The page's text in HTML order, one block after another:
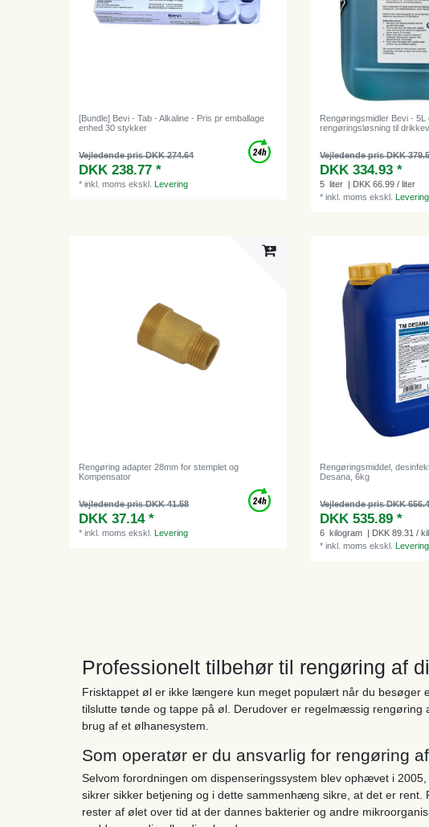
[Bundle] Bevi - Tab - Alkaline - Pris pr emballage
enhed 30 stykker
Vejledende pris DKK 274.64
DKK 238.77 *
*inkl. moms ekskl.Levering
Rengøringsmidler Bevi - 5L
rengøringsløsning til
Vejledende pris DKK
DKK 334.93 *
5 liter | DKK 66.99 / liter
*inkl. moms ekskl.Levering
Rengøring adapter 28mm for stemplet og
Kompensator
Vejledende pris DKK 41.58
DKK 37.14 *
*inkl. moms ekskl.Levering
Rengøringsmiddel,
Desana, 6kg
Vejledende pris DKK
DKK 535.89 *
6 kilogram | DKK 89.31 /
*inkl. moms ekskl.Levering
Professionelt tilbehør til rengøring af
Frisktappet øl er ikke længere kun meget populært når du besøger
tilslutte tønde og tappe på øl. Derudover er regelmæssig
brug af et ølhanesystem.
Som operatør er du ansvarlig for rengøring
Selvom forordningen om dispenseringssystem blev ophævet i
sikrer sikker betjening og i dette sammenhæng sikre, at det er
rester af ølet over tid at der dannes bakterier og andre